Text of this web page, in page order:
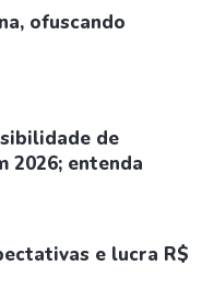
ofuscando
de
2026; entenda
e lucra R$